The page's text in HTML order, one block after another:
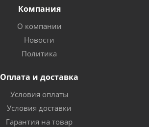
Компания
О компании
Новости
Политика
Оплата и доставка
Условия оплаты
Условия доставки
Гарантия на товар